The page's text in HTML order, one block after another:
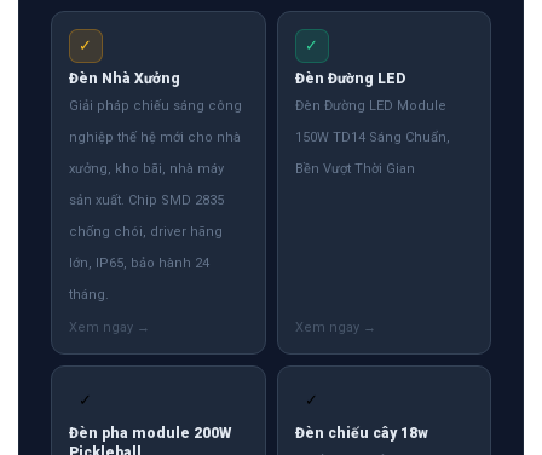
✓
Đèn Nhà Xưởng
Giải pháp chiếu sáng công
nghiệp thế hệ mới cho nhà
xưởng, kho bãi, nhà máy
sản xuất. Chip SMD 2835
chống chói, driver hãng
lớn, IP65, bảo hành 24
tháng.
✓
Đèn Đường LED
Đèn Đường LED Module
150W TD14 Sáng Chuẩn,
Bền Vượt Thời Gian
✓
Đèn pha module 200W
✓
Đèn chiếu cây 18w